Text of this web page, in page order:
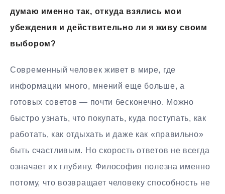
думаю именно так, откуда взялись мои
убеждения и действительно ли я живу своим
выбором?
Современный человек живет в мире, где
информации много, мнений еще больше, а
готовых советов — почти бесконечно. Можно
быстро узнать, что покупать, куда поступать, как
работать, как отдыхать и даже как «правильно»
быть счастливым. Но скорость ответов не всегда
означает их глубину. Философия полезна именно
потому, что возвращает человеку способность не